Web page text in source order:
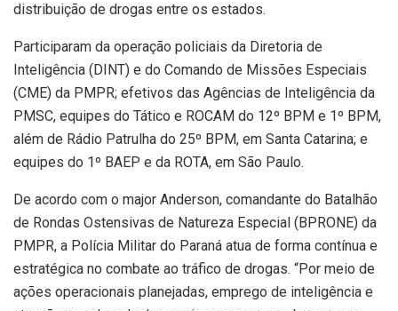
distribuição de drogas entre os estados.
Participaram da operação policiais da Diretoria de
Inteligência (DINT) e do Comando de Missões Especiais
(CME) da PMPR; efetivos das Agências de Inteligência da
PMSC, equipes do Tático e ROCAM do 12º BPM e 1º BPM,
além de Rádio Patrulha do 25º BPM, em Santa Catarina; e
equipes do 1º BAEP e da ROTA, em São Paulo.
De acordo com o major Anderson, comandante do Batalhão
de Rondas Ostensivas de Natureza Especial (BPRONE) da
PMPR, a Polícia Militar do Paraná atua de forma contínua e
estratégica no combate ao tráfico de drogas. “Por meio de
ações operacionais planejadas, emprego de inteligência e